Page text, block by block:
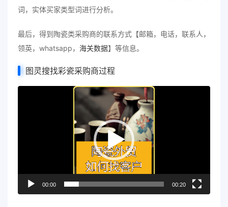
词，实体买家类型词进行分析。
最后，得到陶瓷类采购商的联系方式【邮箱，电话，联系人，
领英，whatsapp， 海关数据】等信息。
图灵搜找彩瓷采购商过程
00:00 00:20